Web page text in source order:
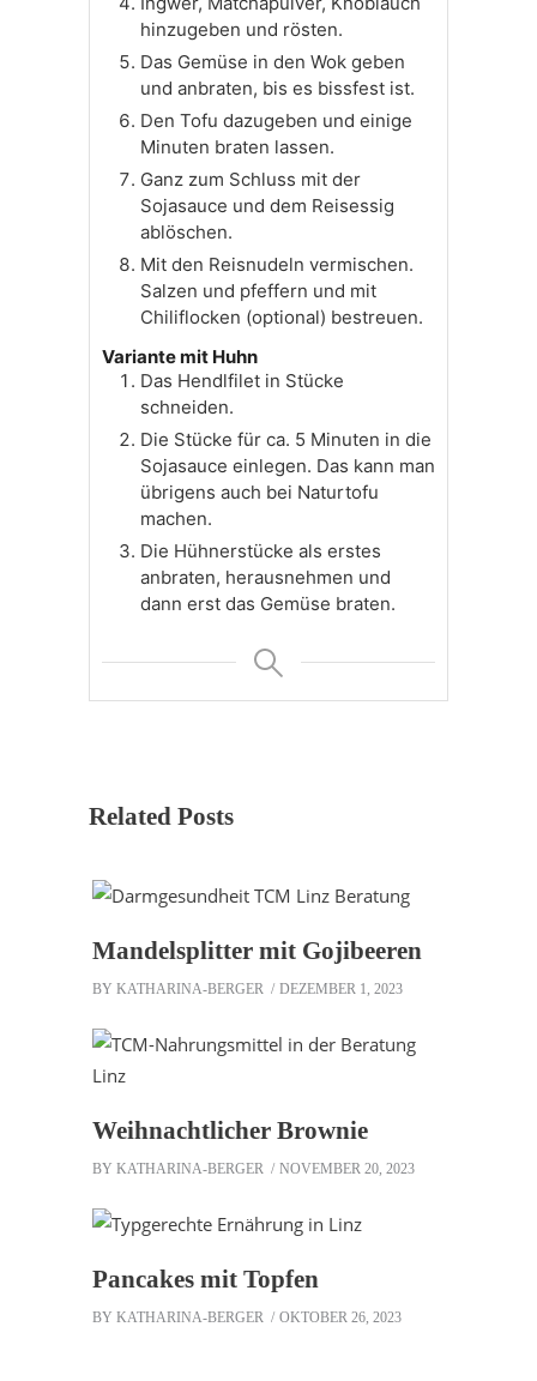
hinzugeben und rösten.
Das Gemüse in den Wok geben
und anbraten, bis es bissfest ist.
Den Tofu dazugeben und einige
Minuten braten lassen.
Ganz zum Schluss mit der
Sojasauce und dem Reisessig
ablöschen.
Mit den Reisnudeln vermischen.
Salzen und pfeffern und mit
Chiliflocken (optional) bestreuen.
Variante mit Huhn
Das Hendlfilet in Stücke
schneiden.
Die Stücke für ca. 5 Minuten in die
Sojasauce einlegen. Das kann man
übrigens auch bei Naturtofu
machen.
Die Hühnerstücke als erstes
anbraten, herausnehmen und
dann erst das Gemüse braten.
Related Posts
Mandelsplitter mit Gojibeeren
BY KATHARINA-BERGER DEZEMBER 1, 2023
Weihnachtlicher Brownie
BY KATHARINA-BERGER NOVEMBER 20, 2023
Pancakes mit Topfen
BY KATHARINA-BERGER OKTOBER 26, 2023